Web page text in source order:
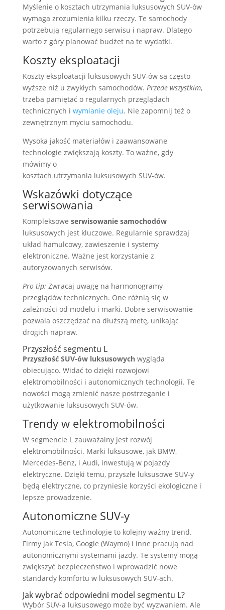
Myślenie o kosztach utrzymania luksusowych SUV-ów
wymaga zrozumienia kilku rzeczy. Te samochody
potrzebują regularnego serwisu i napraw. Dlatego
warto z góry planować budżet na te wydatki.
Koszty eksploatacji
Koszty eksploatacji luksusowych SUV-ów są często
wyższe niż u zwykłych samochodów. Przede wszystkim,
trzeba pamiętać o regularnych przeglądach
technicznych i wymianie oleju. Nie zapomnij też o
zewnętrznym myciu samochodu.
Wysoka jakość materiałów i zaawansowane
technologie zwiększają koszty. To ważne, gdy
mówimy o
kosztach utrzymania luksusowych SUV-ów.
Wskazówki dotyczące
serwisowania
Kompleksowe serwisowanie samochodów
luksusowych jest kluczowe. Regularnie sprawdzaj
układ hamulcowy, zawieszenie i systemy
elektroniczne. Ważne jest korzystanie z
autoryzowanych serwisów.
Pro tip: Zwracaj uwagę na harmonogramy
przeglądów technicznych. One różnią się w
zależności od modelu i marki. Dobre serwisowanie
pozwala oszczędzać na dłuższą metę, unikając
drogich napraw.
Przyszłość segmentu L
Przyszłość SUV-ów luksusowychwygląda
obiecująco. Widać to dzięki rozwojowi
elektromobilności i autonomicznych technologii. Te
nowości mogą zmienić nasze postrzeganie i
użytkowanie luksusowych SUV-ów.
Trendy w elektromobilności
W segmencie L zauważalny jest rozwój
elektromobilności. Marki luksusowe, jak BMW,
Mercedes-Benz, i Audi, inwestują w pojazdy
elektryczne. Dzięki temu, przyszłe luksusowe SUV-y
będą elektryczne, co przyniesie korzyści ekologiczne i
lepsze prowadzenie.
Autonomiczne SUV-y
Autonomiczne technologie to kolejny ważny trend.
Firmy jak Tesla, Google (Waymo) i inne pracują nad
autonomicznymi systemami jazdy. Te systemy mogą
zwiększyć bezpieczeństwo i wprowadzić nowe
standardy komfortu w luksusowych SUV-ach.
Jak wybrać odpowiedni model segmentu L?
Wybór SUV-a luksusowego może być wyzwaniem. Ale